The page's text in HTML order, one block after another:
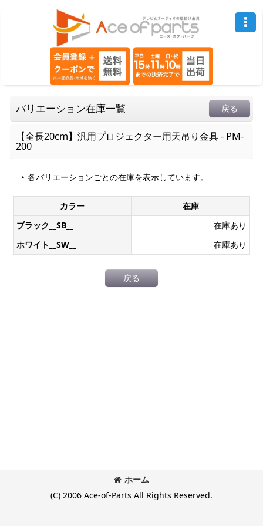
バリエーション在庫一覧 戻る
【全長20cm】汎用プロジェクター用天吊り金具 - PM-
200
各バリエーションごとの在庫を表示しています。
カラー
在庫
ブラック__SB__
在庫あり
ホワイト__SW__
在庫あり
戻る
ホーム
(C) 2006 Ace-of-Parts All Rights Reserved.